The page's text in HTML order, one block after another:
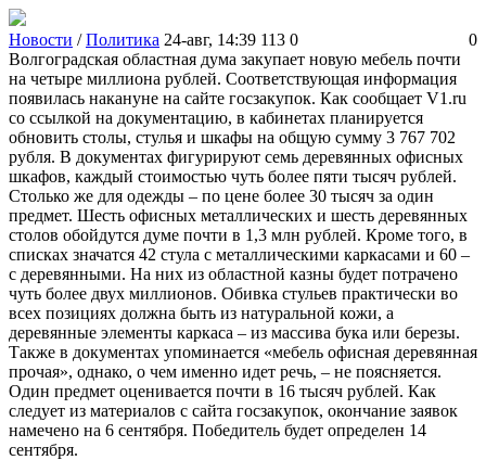
Новости /Политика 24-авг, 14:39 113 0
0
Волгоградская областная дума закупает новую мебель почти
на четыре миллиона рублей. Соответствующая информация
появилась накануне на сайте госзакупок. Как сообщает V1.ru
со ссылкой на документацию, в кабинетах планируется
обновить столы, стулья и шкафы на общую сумму 3 767 702
рубля. В документах фигурируют семь деревянных офисных
шкафов, каждый стоимостью чуть более пяти тысяч рублей.
Столько же для одежды – по цене более 30 тысяч за один
предмет. Шесть офисных металлических и шесть деревянных
столов обойдутся думе почти в 1,3 млн рублей. Кроме того, в
списках значатся 42 стула с металлическими каркасами и 60 –
с деревянными. На них из областной казны будет потрачено
чуть более двух миллионов. Обивка стульев практически во
всех позициях должна быть из натуральной кожи, а
деревянные элементы каркаса – из массива бука или березы.
Также в документах упоминается «мебель офисная деревянная
прочая», однако, о чем именно идет речь, – не поясняется.
Один предмет оценивается почти в 16 тысяч рублей. Как
следует из материалов с сайта госзакупок, окончание заявок
намечено на 6 сентября. Победитель будет определен 14
сентября.